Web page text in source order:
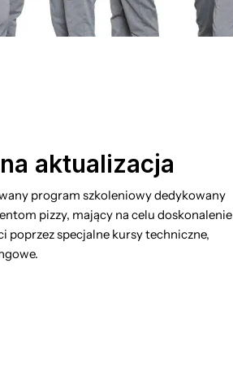
aktualizacja
program szkoleniowy dedykowany
pizzy, mający na celu doskonalenie
poprzez specjalne kursy techniczne,